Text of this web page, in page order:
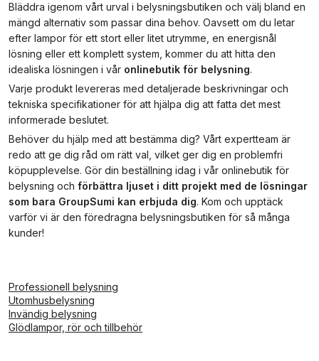
Bläddra igenom vårt urval i belysningsbutiken och välj bland en
mängd alternativ som passar dina behov. Oavsett om du letar
efter lampor för ett stort eller litet utrymme, en energisnål
lösning eller ett komplett system, kommer du att hitta den
idealiska lösningen i vår onlinebutik för belysning.
Varje produkt levereras med detaljerade beskrivningar och
tekniska specifikationer för att hjälpa dig att fatta det mest
informerade beslutet.
Behöver du hjälp med att bestämma dig? Vårt expertteam är
redo att ge dig råd om rätt val, vilket ger dig en problemfri
köpupplevelse. Gör din beställning idag i vår onlinebutik för
belysning och förbättra ljuset i ditt projekt med de lösningar
som bara GroupSumi kan erbjuda dig. Kom och upptäck
varför vi är den föredragna belysningsbutiken för så många
kunder!
Professionell belysning
Utomhusbelysning
Invändig belysning
Glödlampor, rör och tillbehör